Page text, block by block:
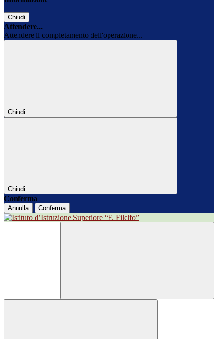
Chiudi
Attendere...
Attendere il completamento dell'operazione...
Chiudi
Chiudi
Conferma
Annulla Conferma